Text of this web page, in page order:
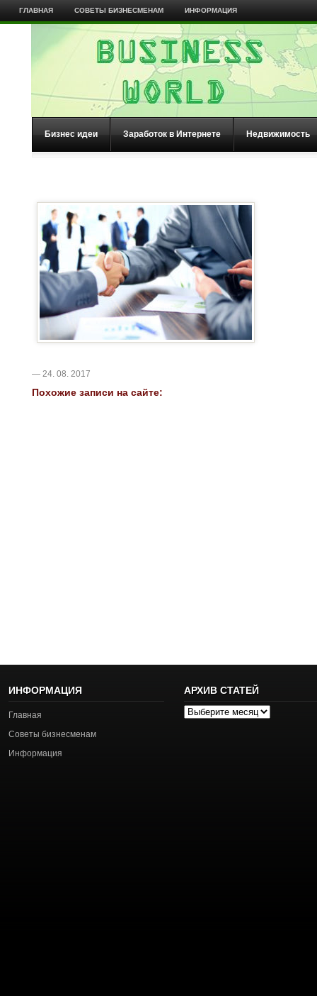
ГЛАВНАЯ СОВЕТЫ БИЗНЕСМЕНАМ ИНФОРМАЦИЯ
Бизнес идеи Заработок в Интернете Недвижимость
— 24. 08. 2017
Похожие записи на сайте:
ИНФОРМАЦИЯ
Главная
Советы бизнесменам
Информация
АРХИВ СТАТЕЙ
Архив